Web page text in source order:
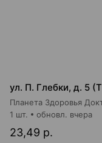
23,49 р.
1 шт. обновл. вчера